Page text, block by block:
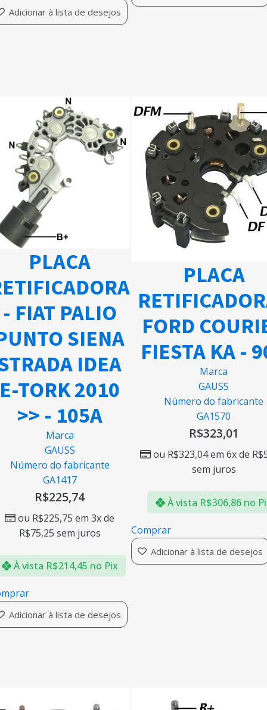
Adicionar à lista de desejos
PLACA
- FIAT PALIO
SIENA
IDEA
E-TORK 2010
>> - 105A
Marca
GAUSS
Número do fabricante
GA1417
R$225,74
ou R$225,75 em 3x de
R$75,25 sem juros
À vista R$214,45 no Pix
Adicionar à lista de desejos
PLACA
FORD
FIESTA KA -
Marca
GAUSS
Número do fabricante
GA1570
R$323,01
ou R$323,04em 6x de R$
sem juros
À vista R$306,86 no
Comprar
Adicionar à lista de desejos